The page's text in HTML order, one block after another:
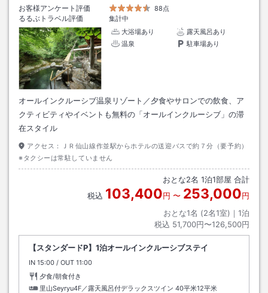
お客様アンケート評価
88点
るるぶトラベル評価
集計中
大浴場あり
露天風呂あり
温泉
駐車場あり
オールインクルーシブ温泉リゾート／夕食やサロンでの飲食、ア
クティビティやイベントも無料の「オールインクルーシブ」の滞
在スタイル
アクセス：
ＪＲ仙山線作並駅からホテルの送迎バスで約７分（要予約）
※タクシーは常駐していません
おとな2名 1泊1部屋 合計
税込 103,400円 〜 253,000円
おとな1名 (2名1室)｜ 1泊
税込 51,700円〜126,500円
【スタンダードP】1泊オールインクルーシブステイ
IN チェックイン
15:00 / OUT チェックアウト
11:00
夕食/朝食付き
里山Seyryu4F／露天風呂付デラックスツイン 40平米12平米